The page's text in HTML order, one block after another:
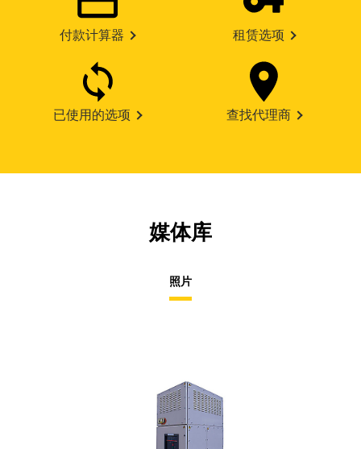
付款计算器 租赁选项
已使用的选项 查找代理商
媒体库
照片